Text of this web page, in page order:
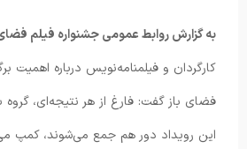
به گزارش روابط‌ عمومی جشنواره فیلم فضای
کارگردان و فیلمنامه‌نویس درباره اهمیت
فضای باز گفت: فارغ از هر نتیجه‌ای، گروه
این رویداد دور هم جمع می‌شوند، کمپ